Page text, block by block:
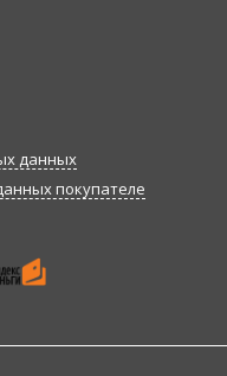
данных
покупателе